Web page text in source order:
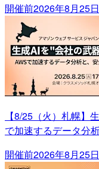
開催前2026年8月25
【8/25（火）札幌】
で加速するデータ分
開催前2026年8月25